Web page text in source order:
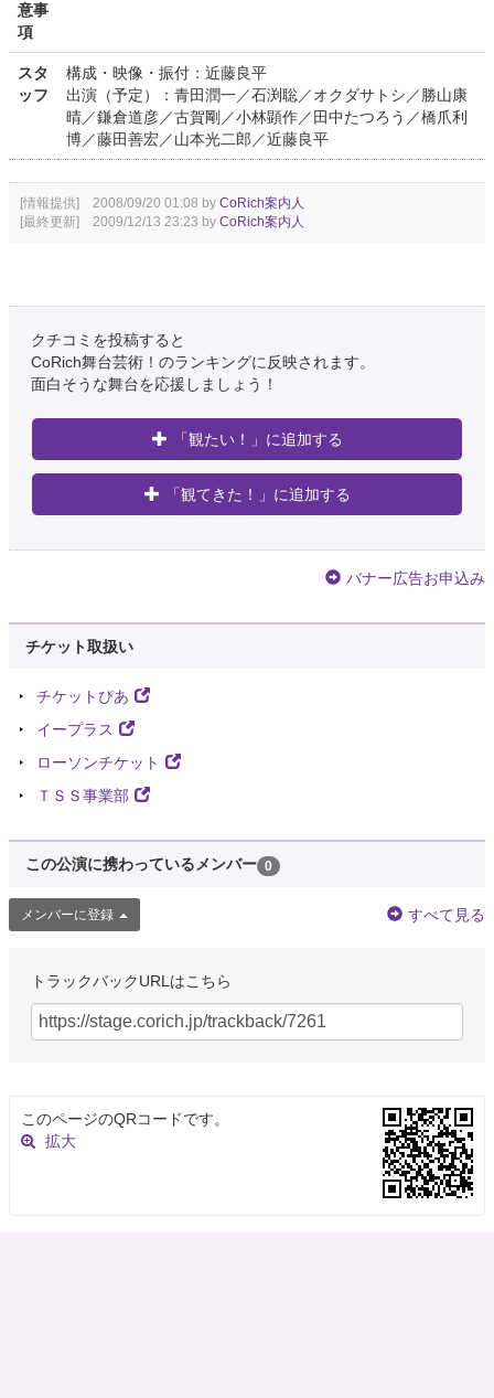
意事
項
スタ
ッフ
構成・映像・振付：近藤良平
出演（予定）：青田潤一／石渕聡／オクダサトシ／勝山康
晴／鎌倉道彦／古賀剛／小林顕作／田中たつろう／橋爪利
博／藤田善宏／山本光二郎／近藤良平
[情報提供] 2008/09/20 01:08 by CoRich案内人
[最終更新] 2009/12/13 23:23 by CoRich案内人
クチコミを投稿すると
CoRich舞台芸術！のランキングに反映されます。
面白そうな舞台を応援しましょう！
「観たい！」に追加する
「観てきた！」に追加する
バナー広告お申込み
チケット取扱い
チケットぴあ
イープラス
ローソンチケット
ＴＳＳ事業部
この公演に携わっているメンバー 0
メンバーに登録 すべて見る
トラックバックURLはこちら
このページのQRコードです。
拡大